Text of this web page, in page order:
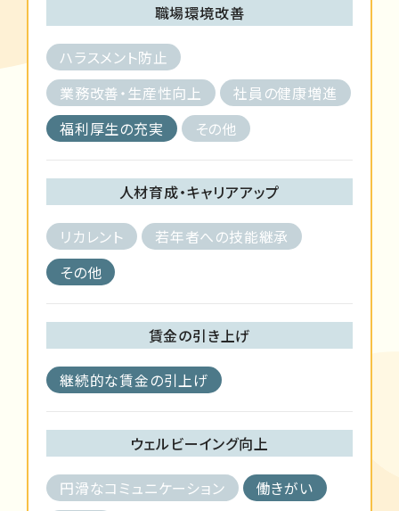
職場環境改善
ハラスメント防止
業務改善・生産性向上
社員の健康増進
福利厚生の充実
その他
人材育成・キャリアアップ
リカレント
若年者への技能継承
その他
賃金の引き上げ
継続的な賃金の引上げ
ウェルビーイング向上
円滑なコミュニケーション
働きがい